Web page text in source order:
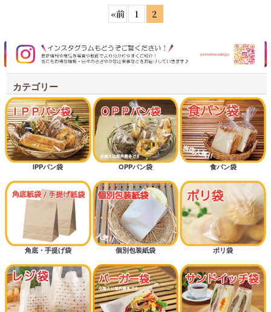
«前 1 2
カテゴリー
IPPパン袋 OPPパン袋 食パン袋
角底・手提げ袋 個別包装紙袋 ポリ袋